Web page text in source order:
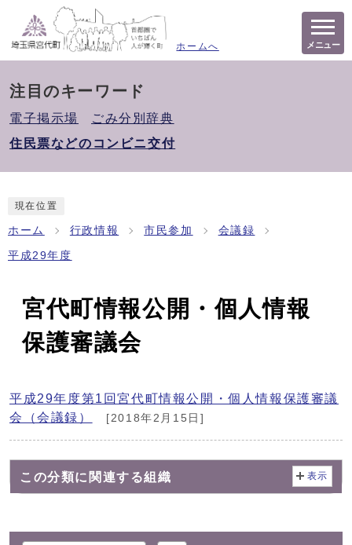
ホームへ メニュー
注目のキーワード
電子掲示場
ごみ分別辞典
住民票などのコンビニ交付
現在位置
ホーム 行政情報 市民参加 会議録
平成29年度
宮代町情報公開・個人情報
保護審議会
平成29年度第1回宮代町情報公開・個人情報保護審議
会（会議録）
[2018年2月15日]
この分類に関連する組織 表示